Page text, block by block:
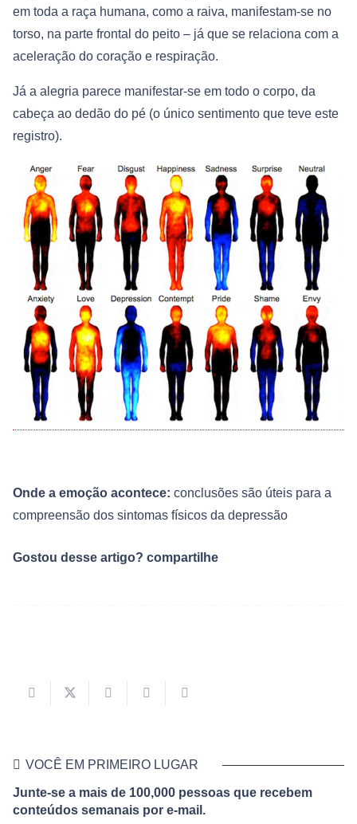
em toda a raça humana, como a raiva, manifestam-se no
torso, na parte frontal do peito – já que se relaciona com a
aceleração do coração e respiração.
Já a alegria parece manifestar-se em todo o corpo, da
cabeça ao dedão do pé (o único sentimento que teve este
registro).
Onde a emoção acontece: conclusões são úteis para a
compreensão dos sintomas físicos da depressão
Gostou desse artigo? compartilhe
VOCÊ EM PRIMEIRO LUGAR
Junte-se a mais de 100,000 pessoas que recebem
conteúdos semanais por e-mail.